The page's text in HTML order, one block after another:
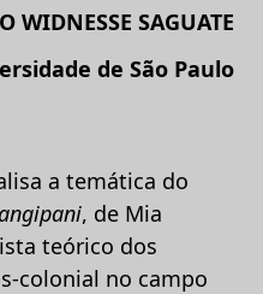
WIDNESSE SAGUATE
de São Paulo
a temática do
, de Mia
teórico dos
colonial no campo